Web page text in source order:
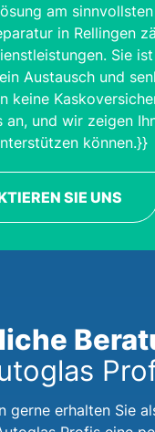
am
in Rellingen
Sie
Austausch und
keine
an, und wir zeigen
können.}}
SIE UNS
gerne erhalten Sie